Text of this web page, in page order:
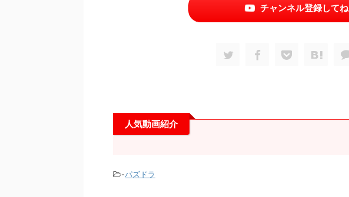
チャンネル登録してね
人気動画紹介
-パズドラ